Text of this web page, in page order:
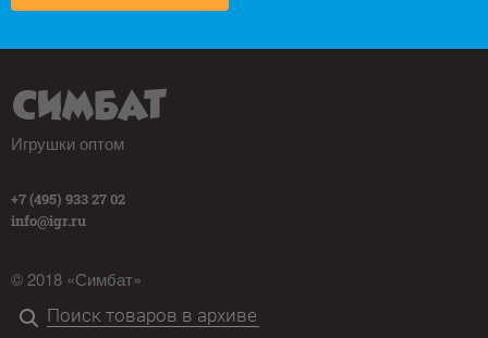
Игрушки оптом
+7 (495) 933 27 02
info@igr.ru
© 2018 «Симбат»